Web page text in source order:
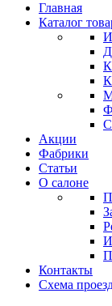
Главная
Каталог
Акции
Фабрики
Статьи
О салоне
Контакты
Схема